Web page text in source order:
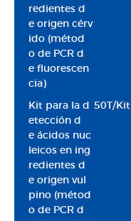
redientes d
e origen cérv
ido (métod
o de PCR d
e fluorescen
cia)
Kit para la d
etección d
e ácidos nuc
leicos en ing
redientes d
e origen vul
pino (métod
o de PCR d
50T/Kit